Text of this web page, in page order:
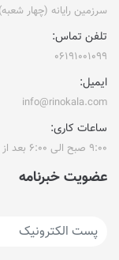
سرزمین رایانه (چهار شعبه)
تلفن تماس:
۰۶۱۹۱۰۰۱۰۹۹
ایمیل:
info@rinokala.com
ساعات کاری:
۹:۰۰ صبح الی ۶:۰۰ بعد از ظهر
عضویت خبرنامه